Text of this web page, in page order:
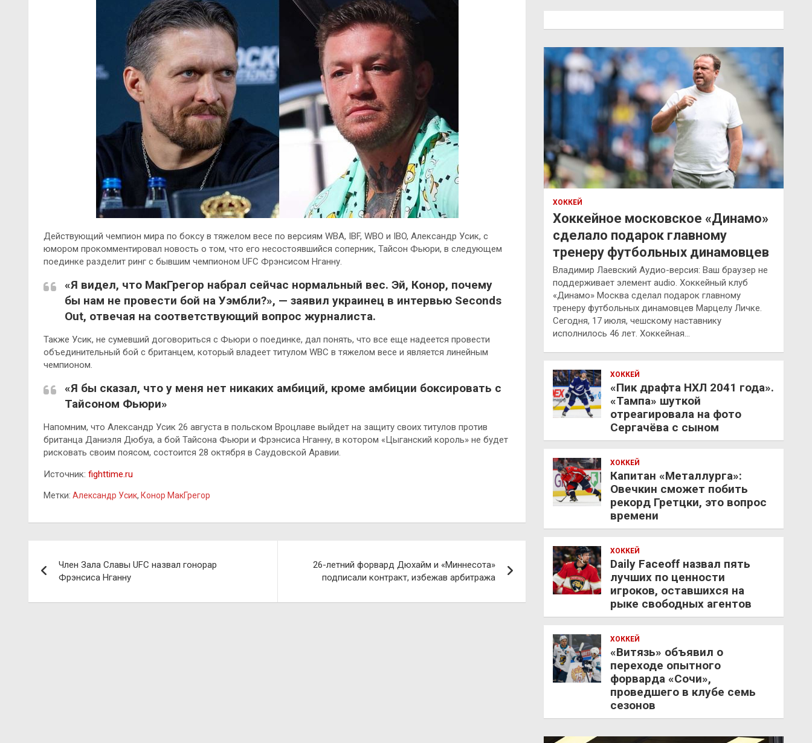
Действующий чемпион мира по боксу в тяжелом весе по версиям WBA, IBF, WBO и IBO, Александр Усик, с
юмором прокомментировал новость о том, что его несостоявшийся соперник, Тайсон Фьюри, в следующем
поединке разделит ринг с бывшим чемпионом UFC Фрэнсисом Нганну.
«Я видел, что МакГрегор набрал сейчас нормальный вес. Эй, Конор, почему
бы нам не провести бой на Уэмбли?», — заявил украинец в интервью Seconds
Out, отвечая на соответствующий вопрос журналиста.
Также Усик, не сумевший договориться с Фьюри о поединке, дал понять, что все еще надеется провести
объединительный бой с британцем, который владеет титулом WBC в тяжелом весе и является линейным
чемпионом.
«Я бы сказал, что у меня нет никаких амбиций, кроме амбиции боксировать с
Тайсоном Фьюри»
Напомним, что Александр Усик 26 августа в польском Вроцлаве выйдет на защиту своих титулов против
британца Даниэля Дюбуа, а бой Тайсона Фьюри и Фрэнсиса Нганну, в котором «Цыганский король» не будет
рисковать своим поясом, состоится 28 октября в Саудовской Аравии.
Источник: fighttime.ru
Метки: Александр Усик, Конор МакГрегор
по
записям
Член Зала Славы UFC назвал гонорар
Фрэнсиса Нганну
26-летний форвард Дюхайм и «Миннесота»
подписали контракт, избежав арбитража
ХОККЕЙ
Хоккейное московское «Динамо»
сделало подарок главному
тренеру футбольных динамовцев
Владимир Лаевский Аудио-версия: Ваш браузер не
поддерживает элемент audio. Хоккейный клуб
«Динамо» Москва сделал подарок главному
тренеру футбольных динамовцев Марцелу Личке.
Сегодня, 17 июля, чешскому наставнику
исполнилось 46 лет. Хоккейная…
ХОККЕЙ
«Пик драфта НХЛ 2041 года».
«Тампа» шуткой
отреагировала на фото
Сергачёва с сыном
ХОККЕЙ
Капитан «Металлурга»:
Овечкин сможет побить
рекорд Гретцки, это вопрос
времени
ХОККЕЙ
Daily Faceoff назвал пять
лучших по ценности
игроков, оставшихся на
рыке свободных агентов
ХОККЕЙ
«Витязь» объявил о
переходе опытного
форварда «Сочи»,
проведшего в клубе семь
сезонов